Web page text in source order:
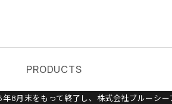
PRODUCTS
8月末をもって終了し、株式会社ブルーシー